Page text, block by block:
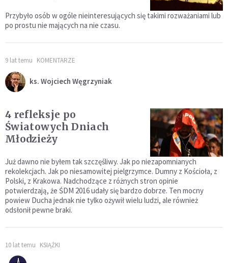
Przybyło osób w ogóle nieinteresujących się takimi rozważaniami lub
po prostu nie mających na nie czasu.
9 lat temu KOMENTARZE
ks. Wojciech Węgrzyniak
4 refleksje po
Światowych Dniach
Młodzieży
Już dawno nie byłem tak szczęśliwy. Jak po niezapomnianych
rekolekcjach. Jak po niesamowitej pielgrzymce. Dumny z Kościoła, z
Polski, z Krakowa. Nadchodzące z różnych stron opinie
potwierdzają, że ŚDM 2016 udały się bardzo dobrze. Ten mocny
powiew Ducha jednak nie tylko ożywił wielu ludzi, ale również
odsłonił pewne braki.
10 lat temu KSIĄŻKI